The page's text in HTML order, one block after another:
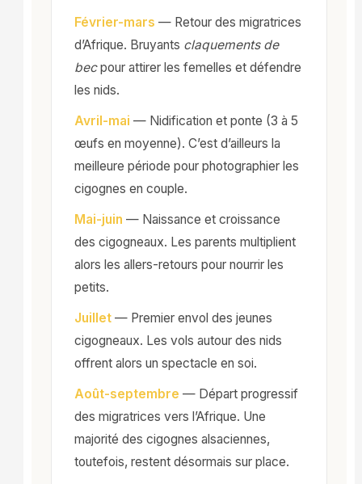
Février-mars — Retour des migratrices
d’Afrique. Bruyants claquements de
becpour attirer les femelles et défendre
les nids.
Avril-mai — Nidification et ponte (3 à 5
œufs en moyenne). C’est d’ailleurs la
meilleure période pour photographier les
cigognes en couple.
Mai-juin — Naissance et croissance
des cigogneaux. Les parents multiplient
alors les allers-retours pour nourrir les
petits.
Juillet— Premier envol des jeunes
cigogneaux. Les vols autour des nids
offrent alors un spectacle en soi.
Août-septembre — Départ progressif
des migratrices vers l’Afrique. Une
majorité des cigognes alsaciennes,
toutefois, restent désormais sur place.